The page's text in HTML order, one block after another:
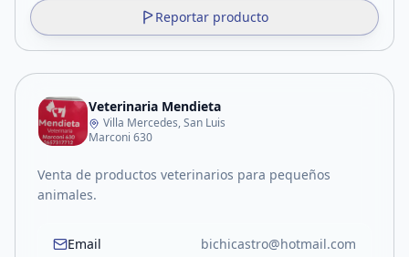
Reportar producto
Veterinaria Mendieta
Villa Mercedes, San Luis
Marconi 630
Venta de productos veterinarios para pequeños
animales.
Email bichicastro@hotmail.com